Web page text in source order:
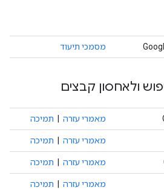
מסמכי תיעוד
מאמרי עזרה תמיכה
מאמרי עזרה תמיכה
מאמרי עזרה תמיכה
מאמרי עזרה תמיכה